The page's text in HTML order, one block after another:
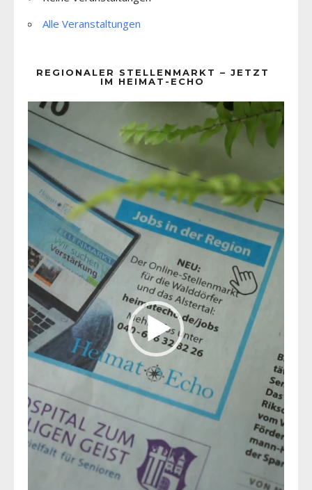
Alle Veranstaltungen
REGIONALER STELLENMARKT – JETZT
IM HEIMAT-ECHO
Player